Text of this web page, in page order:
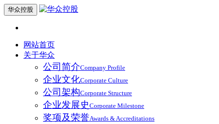
华众控股
网站首页
关于华众
公司简介Company Profile
企业文化Corporate Culture
公司架构Corporate Structure
企业发展史 Corporate Milestone
奖项及荣誉Awards & Accreditations